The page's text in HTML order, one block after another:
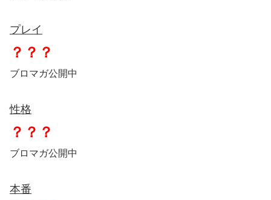
プレイ
？？？
ブロマガ公開中
性格
？？？
ブロマガ公開中
本番